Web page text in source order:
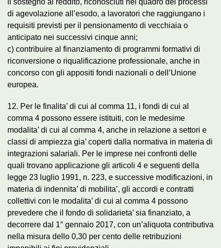
di agevolazione all’esodo, a lavoratori che raggiungano i
requisiti previsti per il pensionamento di vecchiaia o
anticipato nei successivi cinque anni;
c) contribuire al finanziamento di programmi formativi di
riconversione o riqualificazione professionale, anche in
concorso con gli appositi fondi nazionali o dell’Unione
europea.
12. Per le finalita’ di cui al comma 11, i fondi di cui al
comma 4 possono essere istituiti, con le medesime
modalita’ di cui al comma 4, anche in relazione a settori e
classi di ampiezza gia’ coperti dalla normativa in materia di
integrazioni salariali. Per le imprese nei confronti delle
quali trovano applicazione gli articoli 4 e seguenti della
legge 23 luglio 1991, n. 223, e successive modificazioni, in
materia di indennita’ di mobilita’, gli accordi e contratti
collettivi con le modalita’ di cui al comma 4 possono
prevedere che il fondo di solidarieta’ sia finanziato, a
decorrere dal 1° gennaio 2017, con un’aliquota contributiva
nella misura dello 0,30 per cento delle retribuzioni